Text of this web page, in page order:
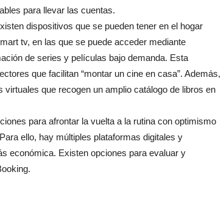
para llevar las cuentas.
dispositivos que se pueden tener en el hogar
tv, en las que se puede acceder mediante
de series y películas bajo demanda. Esta
que facilitan “montar un cine en casa”. Además,
virtuales que recogen un amplio catálogo de libros en
para afrontar la vuelta a la rutina con optimismo
ello, hay múltiples plataformas digitales y
económica. Existen opciones para evaluar y